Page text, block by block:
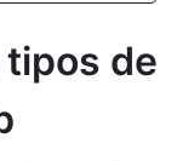
de